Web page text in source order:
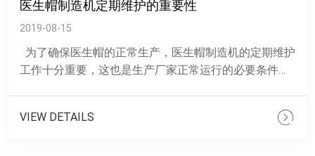
医生帽制造机定期维护的重要性
2019-08-15
为了确保医生帽的正常生产，医生帽制造机的定期维护
工作十分重要，这也是生产厂家正常运行的必要条件。
VIEW DETAILS